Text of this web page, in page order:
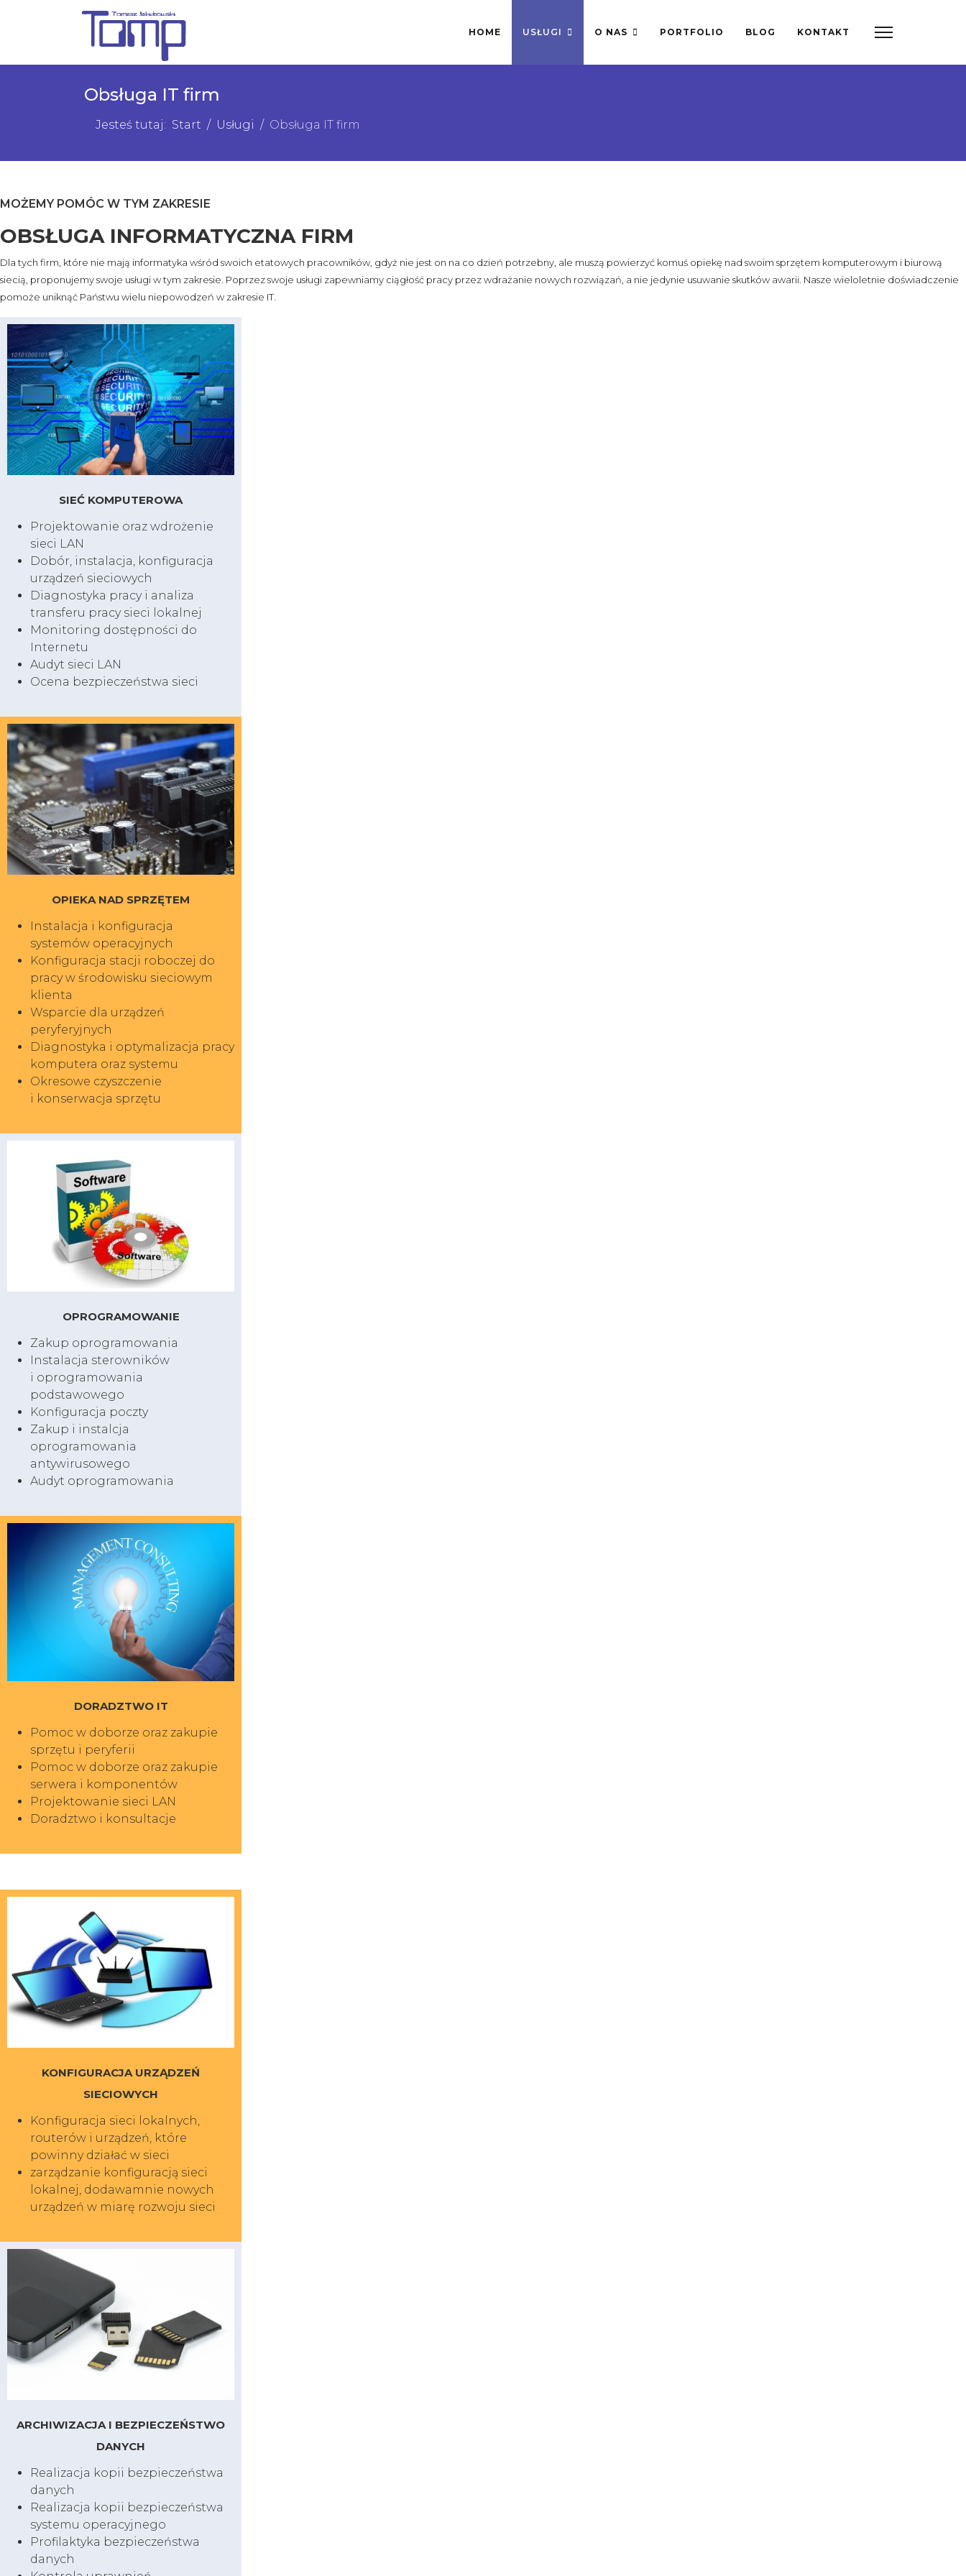
HOME USŁUGI O NAS PORTFOLIO BLOG KONTAKT
Obsługa IT firm
Jesteś tutaj: Start Usługi Obsługa IT firm
MOŻEMY POMÓC W TYM ZAKRESIE
OBSŁUGA INFORMATYCZNA FIRM
Dla tych firm, które nie mają informatyka wśród swoich etatowych pracowników, gdyż nie jest on na co dzień potrzebny, ale muszą powierzyć komuś opiekę nad swoim sprzętem komputerowym i biurową
siecią, proponujemy swoje usługi w tym zakresie. Poprzez swoje usługi zapewniamy ciągłość pracy przez wdrażanie nowych rozwiązań, a nie jedynie usuwanie skutków awarii. Nasze wieloletnie doświadczenie
pomoże uniknąć Państwu wielu niepowodzeń w zakresie IT.
SIEĆ KOMPUTEROWA
Projektowanie oraz wdrożenie
sieci LAN
Dobór, instalacja, konfiguracja
urządzeń sieciowych
Diagnostyka pracy i analiza
transferu pracy sieci lokalnej
Monitoring dostępności do
Internetu
Audyt sieci LAN
Ocena bezpieczeństwa sieci
OPIEKA NAD SPRZĘTEM
Instalacja i konfiguracja
systemów operacyjnych
Konfiguracja stacji roboczej do
pracy w środowisku sieciowym
klienta
Wsparcie dla urządzeń
peryferyjnych
Diagnostyka i optymalizacja pracy
komputera oraz systemu
Okresowe czyszczenie
i konserwacja sprzętu
OPROGRAMOWANIE
Zakup oprogramowania
Instalacja sterowników
i oprogramowania
podstawowego
Konfiguracja poczty
Zakup i instalcja
oprogramowania
antywirusowego
Audyt oprogramowania
DORADZTWO IT
Pomoc w doborze oraz zakupie
sprzętu i peryferii
Pomoc w doborze oraz zakupie
serwera i komponentów
Projektowanie sieci LAN
Doradztwo i konsultacje
KONFIGURACJA URZĄDZEŃ
SIECIOWYCH
Konfiguracja sieci lokalnych,
routerów i urządzeń, które
powinny działać w sieci
zarządzanie konfiguracją sieci
lokalnej, dodawamnie nowych
urządzeń w miarę rozwoju sieci
ARCHIWIZACJA I BEZPIECZEŃSTWO
DANYCH
Realizacja kopii bezpieczeństwa
danych
Realizacja kopii bezpieczeństwa
systemu operacyjnego
Profilaktyka bezpieczeństwa
danych